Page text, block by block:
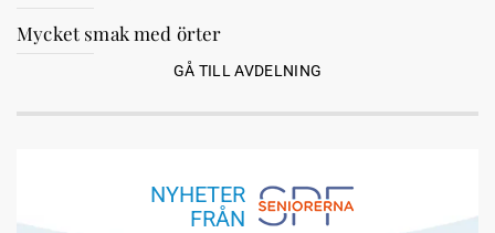
Mycket smak med örter
GÅ TILL AVDELNING
NYHETER
FRÅN